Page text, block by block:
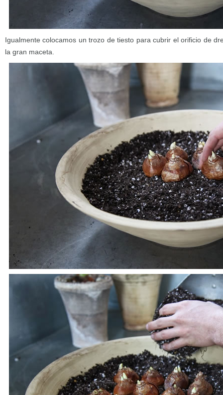
Igualmente colocamos un trozo de tiesto para cubrir el orificio de
la gran maceta.